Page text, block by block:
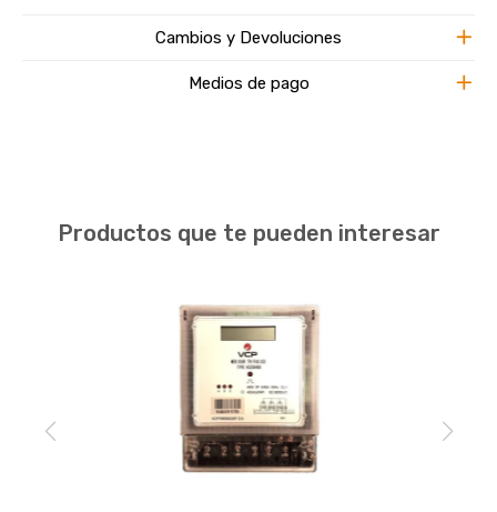
Cambios y Devoluciones
Medios de pago
Productos que te pueden interesar